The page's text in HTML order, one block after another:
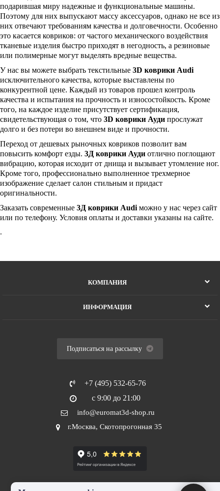
подарившая миру надежные и функциональные машины.
Поэтому для них выпускают массу аксессуаров, однако не все из
них отвечают требованиям качества и долговечности. Особенно
это касается ковриков: от частого механического воздействия
тканевые изделия быстро приходят в негодность, а резиновые
или полимерные могут выделять вредные вещества.
У нас вы можете выбрать текстильные 3D коврики Audi
исключительного качества, которые выставлены по
конкурентной цене. Каждый из товаров прошел контроль
качества и испытания на прочность и износостойкость. Кроме
того, на каждое изделие присутствует сертификация,
свидетельствующая о том, что 3D коврики Ауди прослужат
долго и без потери во внешнем виде и прочности.
Переход от дешевых рыночных ковриков позволит вам
повысить комфорт езды. 3Д коврики Ауди отлично поглощают
вибрацию, которая исходит от днища и вызывает утомление ног.
Кроме того, профессионально выполненное трехмерное
изображение сделает салон стильным и придаст
оригинальности.
Заказать современные 3Д коврики Audi можно у нас через сайт
или по телефону. Условия оплаты и доставки указаны на сайте.
.
КОМПАНИЯ
ИНФОРМАЦИЯ
Подписаться на рассылку
+7 (495) 532-65-76
с 9:00 до 21:00
info@euromat3d-shop.ru
г.Москва, Скотопрогонная 35